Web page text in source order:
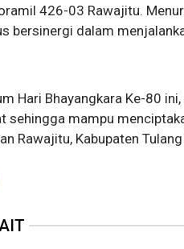
426-03 Rawajitu.
bersinergi dalam
Hari Bhayangkara Ke-80
sehingga mampu
Rawajitu, Kabupaten